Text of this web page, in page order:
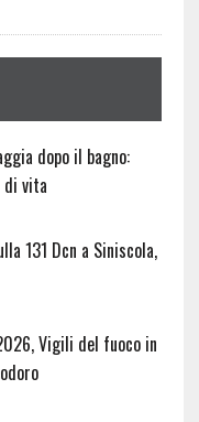
dopo il bagno:
di vita
131 Dcn a Siniscola,
Vigili del fuoco in